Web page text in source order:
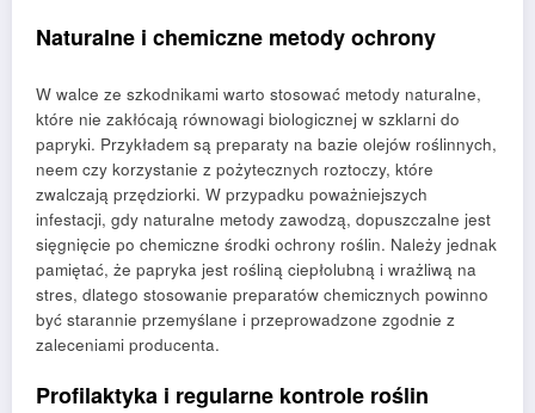
Naturalne i chemiczne metody ochrony
W walce ze szkodnikami warto stosować metody naturalne,
które nie zakłócają równowagi biologicznej w szklarni do
papryki. Przykładem są preparaty na bazie olejów roślinnych,
neem czy korzystanie z pożytecznych roztoczy, które
zwalczają przędziorki. W przypadku poważniejszych
infestacji, gdy naturalne metody zawodzą, dopuszczalne jest
sięgnięcie po chemiczne środki ochrony roślin. Należy jednak
pamiętać, że papryka jest rośliną ciepłolubną i wrażliwą na
stres, dlatego stosowanie preparatów chemicznych powinno
być starannie przemyślane i przeprowadzone zgodnie z
zaleceniami producenta.
Profilaktyka i regularne kontrole roślin